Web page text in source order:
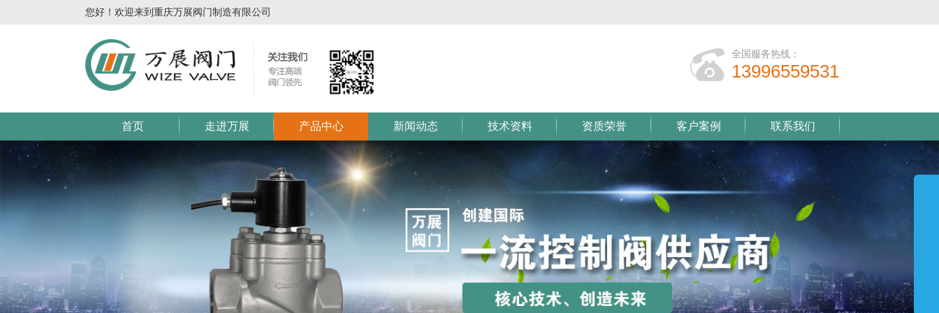
您好！欢迎来到重庆万展阀门制造有限公司
全国服务热线：
13996559531
首页 走进万展 产品中心 新闻动态 技术资料 资质荣誉 客户案例 联系我们